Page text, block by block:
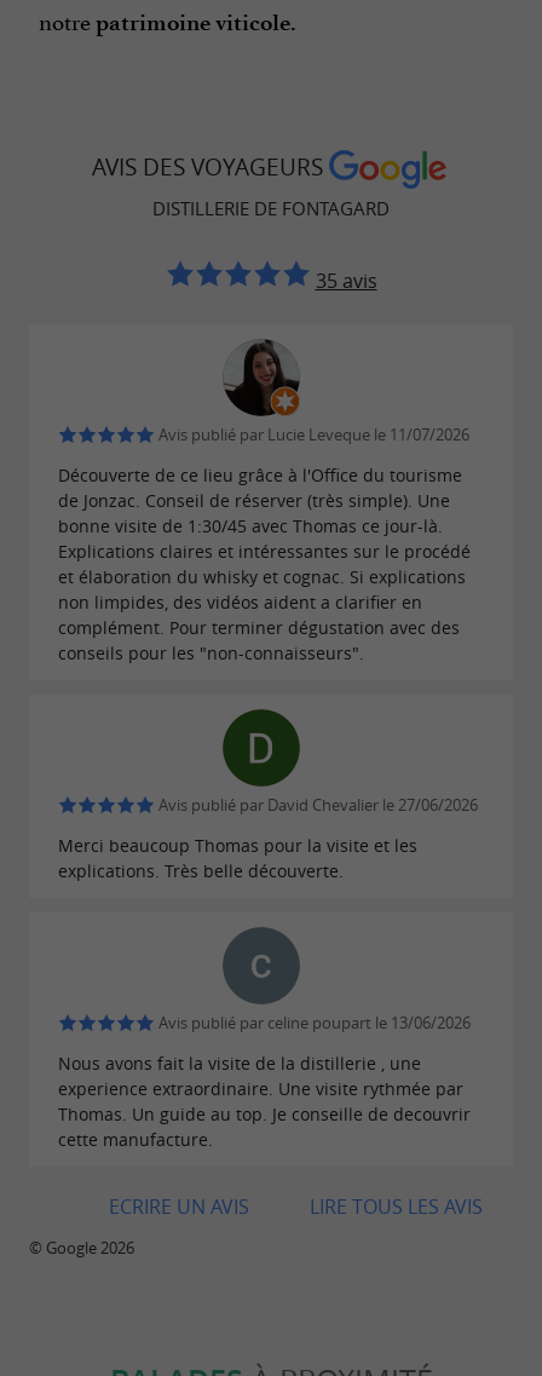
notrepatrimoine viticole.
AVIS DES VOYAGEURS
DISTILLERIE DE FONTAGARD
35 avis
Avis publié par Lucie Leveque le 11/07/2026
Découverte de ce lieu grâce à l'Office du tourisme
de Jonzac. Conseil de réserver (très simple). Une
bonne visite de 1:30/45 avec Thomas ce jour-là.
Explications claires et intéressantes sur le procédé
et élaboration du whisky et cognac. Si explications
non limpides, des vidéos aident a clarifier en
complément. Pour terminer dégustation avec des
conseils pour les "non-connaisseurs".
Avis publié par David Chevalier le 27/06/2026
Merci beaucoup Thomas pour la visite et les
explications. Très belle découverte.
Avis publié par celine poupart le 13/06/2026
Nous avons fait la visite de la distillerie , une
experience extraordinaire. Une visite rythmée par
Thomas. Un guide au top. Je conseille de decouvrir
cette manufacture.
LIRE TOUS LES AVIS
ECRIRE UN AVIS
© Google 2026